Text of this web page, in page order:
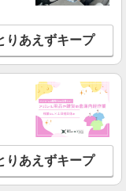
りあえずキープ
りあえずキープ